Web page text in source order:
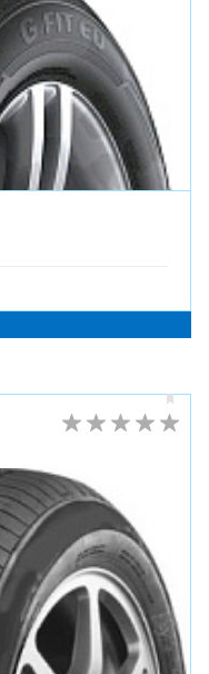
General
ATLANDER
OPALS
GOODTRIP
R17
R18
R22.5
R26
R10 R24
R8